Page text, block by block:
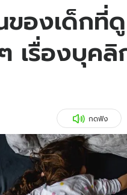
วัยรุ่น
ไอที
รถยนต์
เที่ยว-กิน
Tasteful Thailand
Sanook Choice
องเด็กที่ดู
เรื่องบุค
กดฟัง